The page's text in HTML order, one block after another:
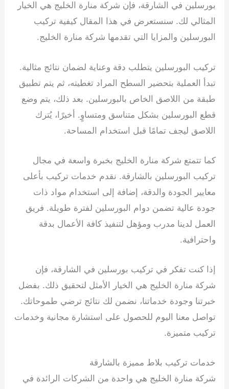
بورسلين في الشارقة، فإن شركة منارة الخليج هي الخيار
المثالي لك. سنستعرض في هذا المقال كيفية تركيب
البورسلين والمزايا التي تقدمها شركة منارة الخليج.
تركيب البورسلين يتطلب دقة وعناية لضمان نتائج مثالية.
تبدأ العملية بتحضير السطح المراد تغطيته، ثم يتم تطبيق
طبقة من اللاصق الخاص بالبورسلين. بعد ذلك، يتم وضع
قطع البورسلين بشكل متناسق ومتساوٍ. أخيرًا، يُترك
اللاصق ليجف تمامًا قبل استخدام المساحة.
كما تتمتع شركة منارة الخليج بخبرة واسعة في مجال
تركيب البورسلين بالشارقة. نقدم خدمات تركيب بأعلى
معايير الجودة والدقة، إضافة إلى استخدام مواد ذات
جودة عالية تضمن دوام البورسلين لفترة طويلة. فريق
العمل لدينا مدرب ومؤهل لتنفيذ كافة الأعمال بدقة
واحترافية.
إذا كنت تفكر في تركيب بورسلين في الشارقة، فإن
شركة منارة الخليج هي الخيار الأمثل لتحقيق ذلك. بفضل
خبرتنا وجودة خدماتنا، نضمن لك نتائج ترضي طموحاتك.
تواصل معنا اليوم للحصول على استشارة مجانية وخدمات
تركيب متميزة.
خدمات تركيب بلاط مميزة بالشارقة
شركة منارة الخليج هي واحدة من الشركات الرائدة في